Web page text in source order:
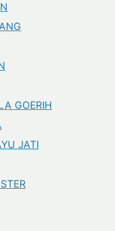
GOERIH
JATI